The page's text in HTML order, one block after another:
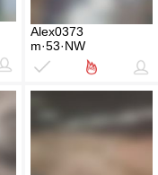
Alex0373
m·53·NW